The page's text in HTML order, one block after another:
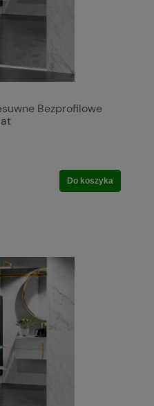
Bezprofilowe
Do koszyka